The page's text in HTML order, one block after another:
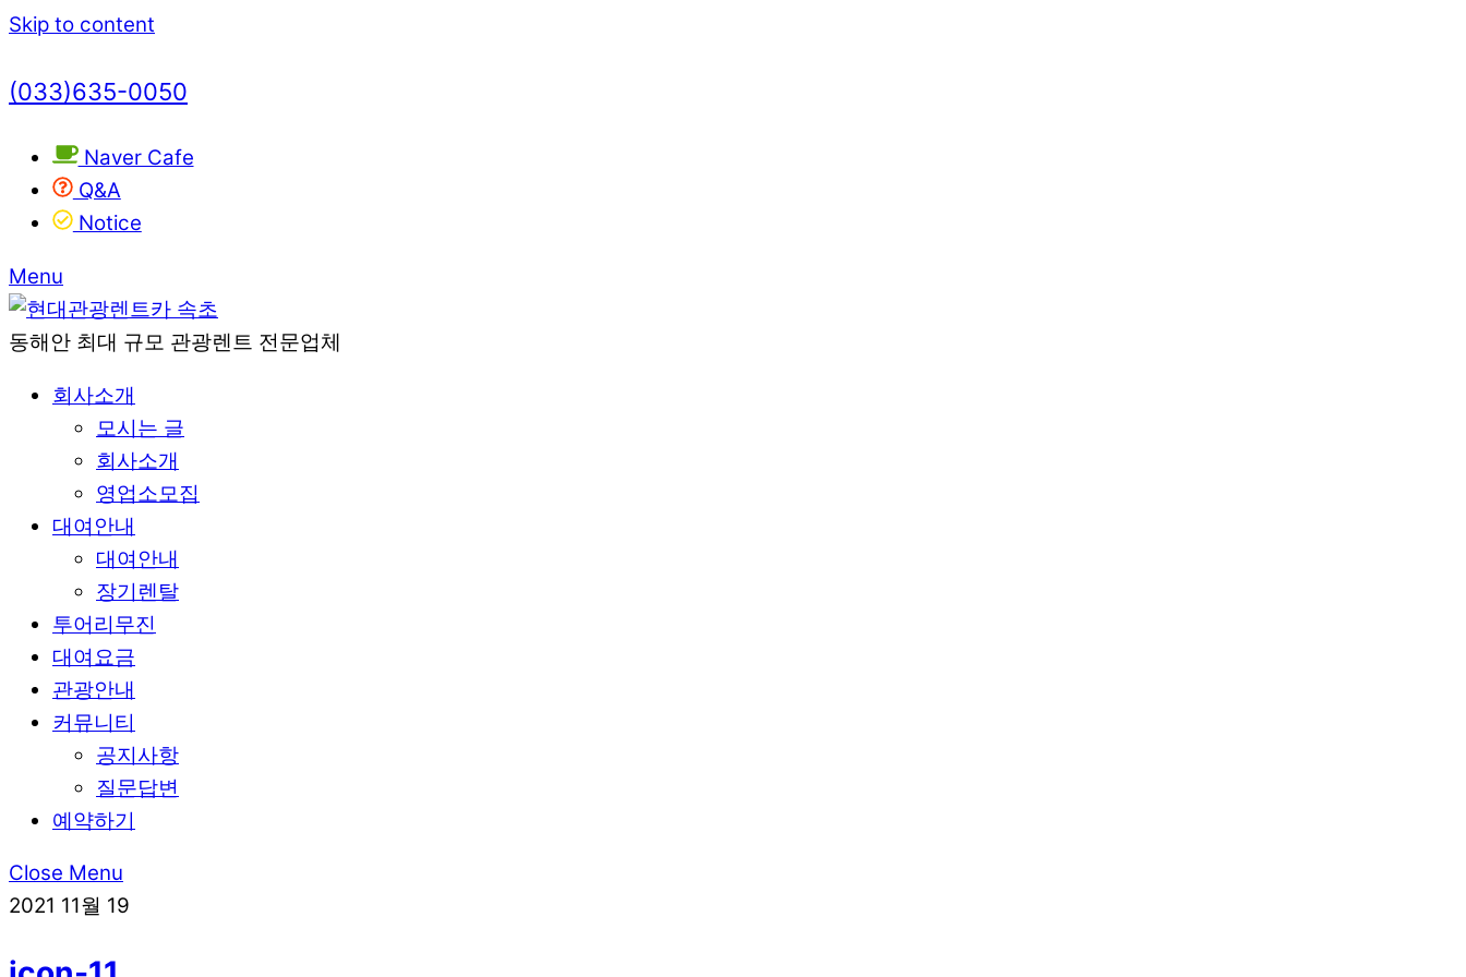
Skip to content
(033)635-0050
Naver Cafe
Q&A
Notice
Menu
동해안 최대 규모 관광렌트 전문업체
회사소개
모시는 글
회사소개
영업소모집
대여안내
대여안내
장기렌탈
투어리무진
대여요금
관광안내
커뮤니티
공지사항
질문답변
예약하기
Close Menu
2021 11월 19